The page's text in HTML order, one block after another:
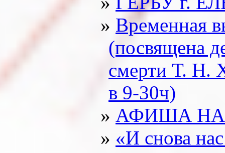
Временная
(посвящена
смерти Т. Н.
в 9-30ч)
АФИША НА
«И снова